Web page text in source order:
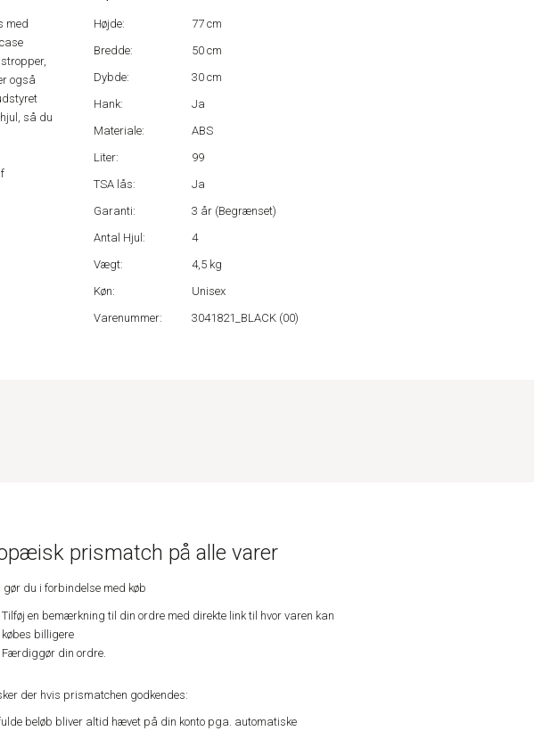
med
også
så du
Højde:
77 cm
Bredde:
50 cm
Dybde:
30 cm
Hank:
Ja
Materiale:
ABS
Liter:
99
TSA lås:
Ja
Garanti:
3 år (Begrænset)
Antal Hjul:
4
Vægt:
4,5 kg
Køn:
Unisex
Varenummer:
3041821_BLACK (00)
prismatch på alle varer
du i forbindelse med køb
Tilføj en bemærkning til din ordre med direkte link til hvor varen kan
købes billigere
Færdiggør din ordre.
der hvis prismatchen godkendes:
beløb bliver altid hævet på din konto pga. automatiske